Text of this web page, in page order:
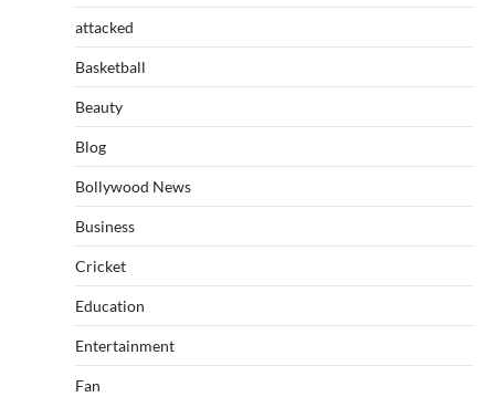
attacked
Basketball
Beauty
Blog
Bollywood News
Business
Cricket
Education
Entertainment
Fan